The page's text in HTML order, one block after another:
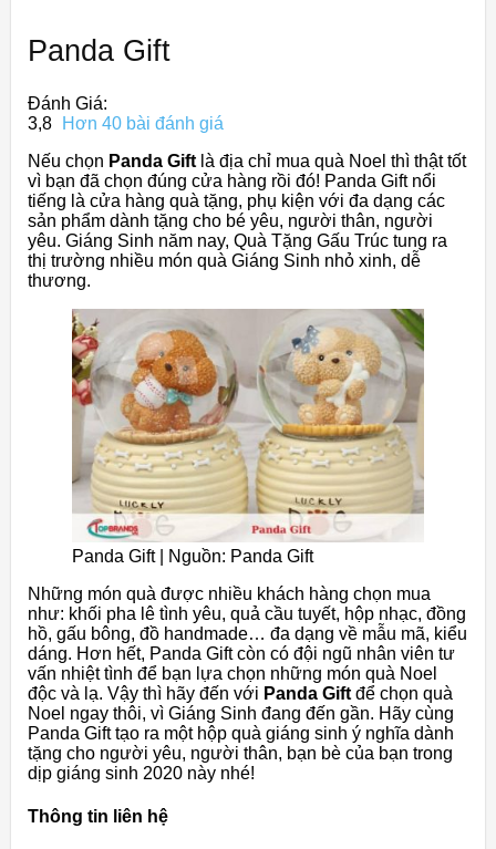
Panda Gift
Đánh Giá:
3,8
Hơn 40 bài đánh giá
Nếu chọn Panda Gift là địa chỉ mua quà Noel thì thật tốt
vì bạn đã chọn đúng cửa hàng rồi đó! Panda Gift nổi
tiếng là cửa hàng quà tặng, phụ kiện với đa dạng các
sản phẩm dành tặng cho bé yêu, người thân, người
yêu. Giáng Sinh năm nay, Quà Tặng Gấu Trúc tung ra
thị trường nhiều món quà Giáng Sinh nhỏ xinh, dễ
thương.
Panda Gift | Nguồn: Panda Gift
Những món quà được nhiều khách hàng chọn mua
như: khối pha lê tình yêu, quả cầu tuyết, hộp nhạc, đồng
hồ, gấu bông, đồ handmade… đa dạng về mẫu mã, kiểu
dáng. Hơn hết, Panda Gift còn có đội ngũ nhân viên tư
vấn nhiệt tình để bạn lựa chọn những món quà Noel
độc và lạ. Vậy thì hãy đến với Panda Gift để chọn quà
Noel ngay thôi, vì Giáng Sinh đang đến gần. Hãy cùng
Panda Gift tạo ra một hộp quà giáng sinh ý nghĩa dành
tặng cho người yêu, người thân, bạn bè của bạn trong
dịp giáng sinh 2020 này nhé!
Thông tin liên hệ